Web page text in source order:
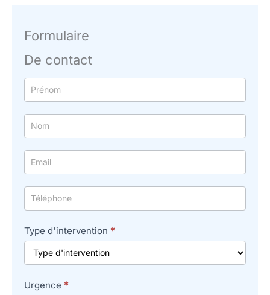
Formulaire
De contact
Formulaire
simple
avec
téléphone
Type d'intervention *
Urgence *